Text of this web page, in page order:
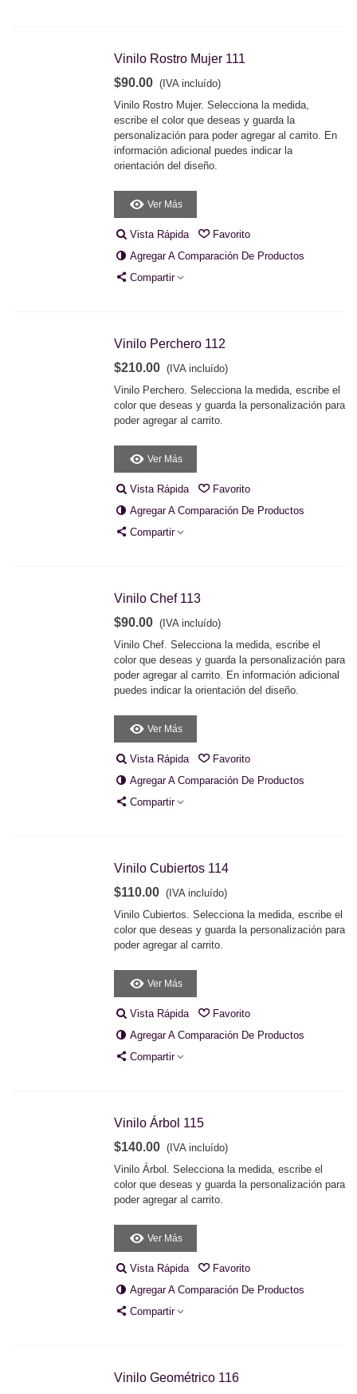
Vinilo Rostro Mujer 111
$90.00 (IVA incluído)
Vinilo Rostro Mujer. Selecciona la medida,
escribe el color que deseas y guarda la
personalización para poder agregar al carrito. En
información adicional puedes indicar la
orientación del diseño.
Ver Más
Vista Rápida
Favorito
Agregar A Comparación De Productos
Compartir
Vinilo Perchero 112
$210.00 (IVA incluído)
Vinilo Perchero. Selecciona la medida, escribe el
color que deseas y guarda la personalización para
poder agregar al carrito.
Ver Más
Vista Rápida
Favorito
Agregar A Comparación De Productos
Compartir
Vinilo Chef 113
$90.00 (IVA incluído)
Vinilo Chef. Selecciona la medida, escribe el
color que deseas y guarda la personalización para
poder agregar al carrito. En información adicional
puedes indicar la orientación del diseño.
Ver Más
Vista Rápida
Favorito
Agregar A Comparación De Productos
Compartir
Vinilo Cubiertos 114
$110.00 (IVA incluído)
Vinilo Cubiertos. Selecciona la medida, escribe el
color que deseas y guarda la personalización para
poder agregar al carrito.
Ver Más
Vista Rápida
Favorito
Agregar A Comparación De Productos
Compartir
Vinilo Árbol 115
$140.00 (IVA incluído)
Vinilo Árbol. Selecciona la medida, escribe el
color que deseas y guarda la personalización para
poder agregar al carrito.
Ver Más
Vista Rápida
Favorito
Agregar A Comparación De Productos
Compartir
Vinilo Geométrico 116